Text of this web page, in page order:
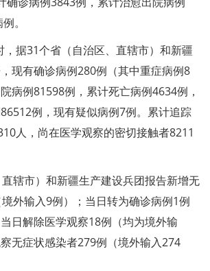
。
据31个省（自治区、直辖市）和新疆
现有确诊病例280例（其中重症病例8
病例81598例，累计死亡病例4634例，
例，现有疑似病例7例。累计追踪
人，尚在医学观察的密切接触者8211
辖市）和新疆生产建设兵团报告新增无
外输入9例）；当日转为确诊病例1例
当日解除医学观察18例（均为境外输
无症状感染者279例（境外输入274